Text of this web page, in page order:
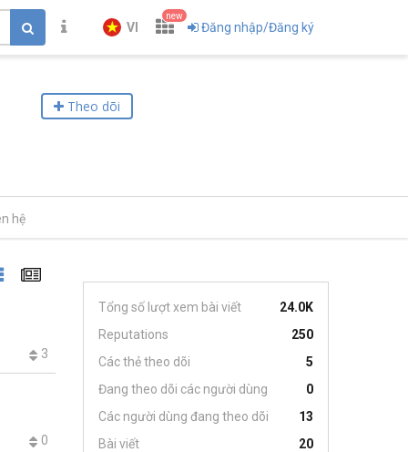
VI
new
Đăng nhập/Đăng ký
Theo dõi
hệ
3
0
Tổng số lượt xem bài viết
24.0K
Reputations
250
Các thẻ theo dõi
5
Đang theo dõi các người dùng
0
Các người dùng đang theo dõi
13
Bài viết
20